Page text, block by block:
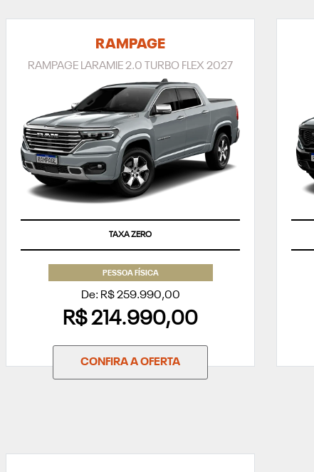
RAMPAGE
RAMPAGE LARAMIE 2.0 TURBO FLEX 2027
TAXA ZERO
PESSOA FÍSICA
De: R$ 259.990,00
R$ 214.990,00
CONFIRA A OFERTA